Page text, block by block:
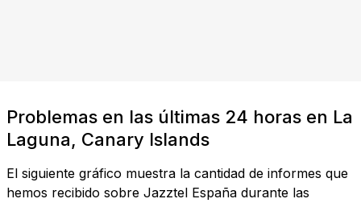
Problemas en las últimas 24 horas en La
Laguna, Canary Islands
El siguiente gráfico muestra la cantidad de informes que
hemos recibido sobre Jazztel España durante las